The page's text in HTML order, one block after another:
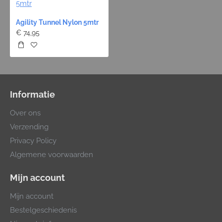
Agility Tunnel Nylon 5mtr
€ 74,95
Informatie
Over ons
Verzending
Privacy Policy
Algemene voorwaarden
Mijn account
Mijn account
Bestelgeschiedenis